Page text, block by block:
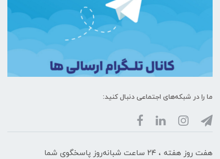
ما را در شبکه‌های اجتماعی دنبال کنید:
هفت روز هفته ، ۲۴ ساعت شبانه‌روز پاسخگوی شما